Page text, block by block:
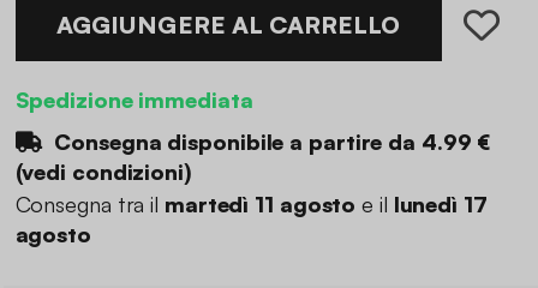
AGGIUNGERE AL CARRELLO
Spedizione immediata
Consegna disponibile a partire da 4.99 €
(vedi condizioni)
Consegna tra il martedì 11 agosto e il lunedì 17
agosto